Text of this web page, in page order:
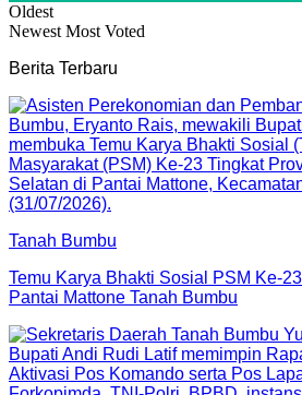
Oldest
Newest Most Voted
Berita Terbaru
Tanah Bumbu
Temu Karya Bhakti Sosial PSM Ke-
Pantai Mattone Tanah Bumbu